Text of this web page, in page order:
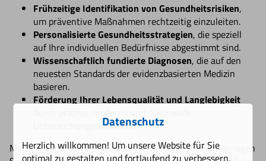
Frühzeitige Identifikation von Gesundheitsrisiken,
um präventive Maßnahmen rechtzeitig einzuleiten.
Personalisierte Gesundheitsstrategien, die speziell
auf Ihre individuellen Bedürfnisse abgestimmt sind.
Wissenschaftlich fundierte Diagnosen, die auf den
neuesten Standards der evidenzbasierten Medizin
basieren.
Förderung Ihrer Lebensqualität und Langlebigkeit
Untersuchungsmethoden.
Mit der Diagnostik der Deutschen Klinik für Prävention legen
Datenschutz
Herzlich willkommen! Um unsere Website für Sie
optimal zu gestalten und fortlaufend zu verbessern,